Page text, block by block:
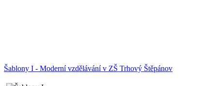
Šablony I - Moderní vzdělávání v ZŠ Trhový Štěpánov